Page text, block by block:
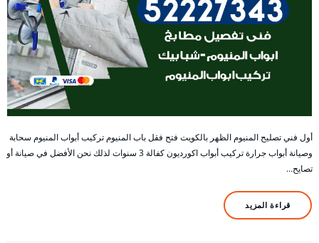
أول فني تصليح المنيوم الظهر بالكويت فتح فقل باب المنيوم تركيب أبواب المنيوم سحابة
وصيانة أبواب جرارة تركيب أبواب اكورديون كفالة 3 سنوات لذلك نحن الأفضل في صيانة أو
تصايح…
قراءة المزيد